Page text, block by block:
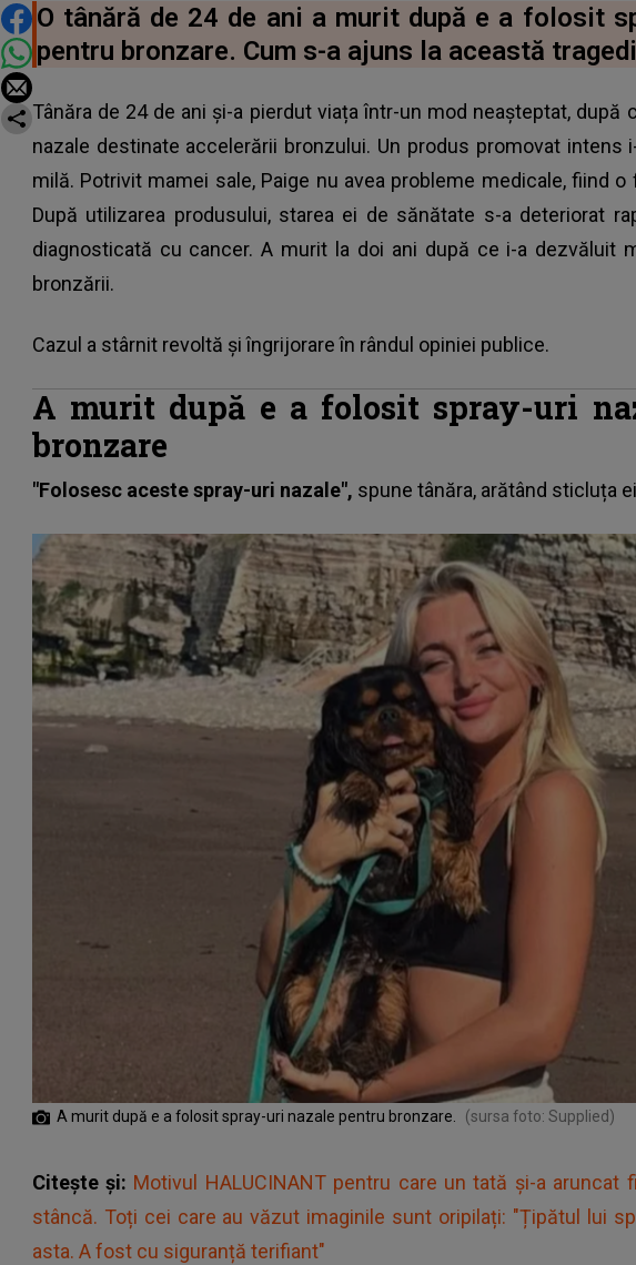
DISTRIBUIE ARTICOLUL
O tânără de 24 de ani a murit după e a folosit
pentru bronzare. Cum s-a ajuns la această
Tânăra de 24 de ani și-a pierdut viața într-un mod neașteptat, după
nazale destinate accelerării bronzului. Un produs promovat intens
milă. Potrivit mamei sale, Paige nu avea probleme medicale, fiind
După utilizarea produsului, starea ei de sănătate s-a deteriorat
diagnosticată cu cancer. A murit la doi ani după ce i-a dezvăluit
bronzării.
Cazul a stârnit revoltă și îngrijorare în rândul opiniei publice.
A murit după e a folosit spray-uri
bronzare
"Folosesc aceste spray-uri nazale", spune tânăra, arătând sticluța
A murit după e a folosit spray-uri nazale pentru bronzare. (sursa foto: Supplied)
Citește și: Motivul HALUCINANT pentru care un tată și-a aruncat
stâncă. Toți cei care au văzut imaginile sunt oripilați: "Țipătul lui
asta. A fost cu siguranță terifiant"